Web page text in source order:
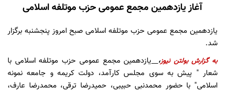
آغاز یازدهمین مجمع عمومی حزب موتلفه اسلامی
یازدهمین مجمع عمومی حزب موتلفه اسلامی صبح امروز پنجشنبه برگزار
شد.
به گزارشبولتن نیوز،
یازدهمین مجمع عمومی حزب موتلفه اسلامی با
شعار " پیش به سوی مجلس کارآمد، دولت کریمه و جامعه نمونه
اسلامی" با حضور محمدنبی حبیبی، حمیدرضا ترقی، محمدرضا عارف،